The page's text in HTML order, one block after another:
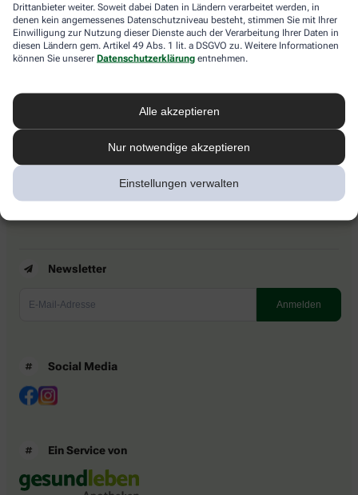
Drittanbieter weiter. Soweit dabei Daten in Ländern verarbeitet werden, in
denen kein angemessenes Datenschutzniveau besteht, stimmen Sie mit Ihrer
Einwilligung zur Nutzung dieser Dienste auch der Verarbeitung Ihrer Daten in
diesen Ländern gem. Artikel 49 Abs. 1 lit. a DSGVO zu. Weitere Informationen
können Sie unserer Datenschutzerklärung entnehmen.
Alle akzeptieren
Nur notwendige akzeptieren
Einstellungen verwalten
Abholung in der Apotheke
Botendienstlieferung
apotheke.com Informationen
Newsletter
Barrierefreiheitserklärung
Newsletter
Social Media
Ein Service von